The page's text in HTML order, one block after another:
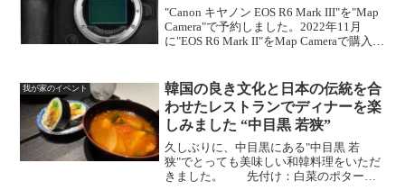
"Canon キヤノン EOS R6 Mark III"を"Map
Camera"で予約しました。2022年11月
に"EOS R6 Mark II"をMap Cameraで購入し
我が家のイベント
韓国の良き文化と日本の伝統を合
わせたレストランでディナーを楽
しみました “中目黒 若狭”
久しぶりに、中目黒にある"中目黒 若
狭"でとっても美味しい和韓料理をいただ
きました。 先付け：白菜のポタージ